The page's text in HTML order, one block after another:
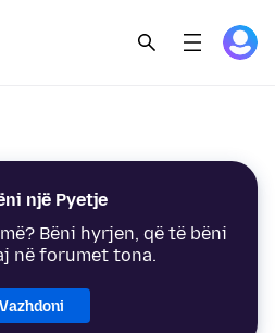
një Pyetje
Bëni hyrjen, që të bëni
në forumet tona.
Vazhdoni